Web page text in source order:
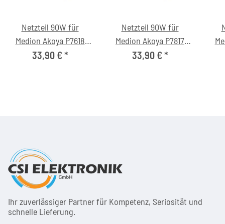
Netzteil 90W für
Medion Akoya P7618
(MD97774) Notebook
33,90 €*
Netzteil 90W für
Medion Akoya P7817
(MD98394) Notebook
33,90 €*
Ihr zuver­läs­siger Partner für Kom­pe­tenz, Seri­osi­tät und
schnel­le Lie­ferung.